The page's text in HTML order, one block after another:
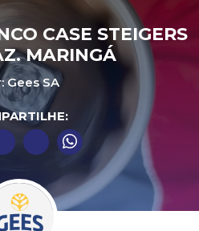
CASE STEIGERS
MARINGÁ
Gees SA